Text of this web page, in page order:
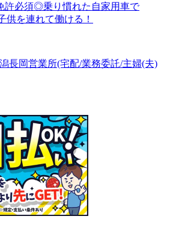
許必須◎乗り慣れた自家用車で
供を連れて働ける！
長岡営業所(宅配/業務委託/主婦(夫)